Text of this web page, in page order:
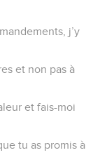
j’y
et non pas à
et fais-moi
tu as promis à